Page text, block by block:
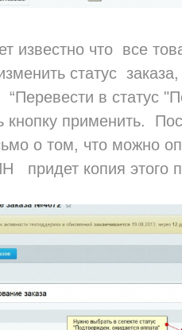
известно что все
статус
в статус
применить.
о том, что можно
придет копия этого